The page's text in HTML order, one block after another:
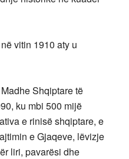
vitin 1910 aty u
Shqiptare të
ku mbi 500 mijë
e rinisë shqiptare, e
e Gjaqeve, lëvizje
liri, pavarësi dhe